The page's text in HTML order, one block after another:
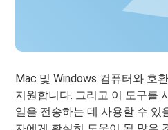
Mac 및 Windows 컴퓨터와 호
지원합니다. 그리고 이 도구를
일을 전송하는 데 사용할 수 있